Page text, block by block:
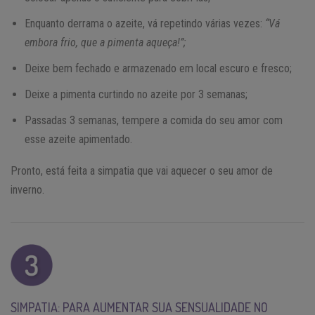
Enquanto derrama o azeite, vá repetindo várias vezes: “Vá
embora frio, que a pimenta aqueça!”;
Deixe bem fechado e armazenado em local escuro e fresco;
Deixe a pimenta curtindo no azeite por 3 semanas;
Passadas 3 semanas, tempere a comida do seu amor com
esse azeite apimentado.
Pronto, está feita a simpatia que vai aquecer o seu amor de
inverno.
SIMPATIA: PARA AUMENTAR SUA SENSUALIDADE NO